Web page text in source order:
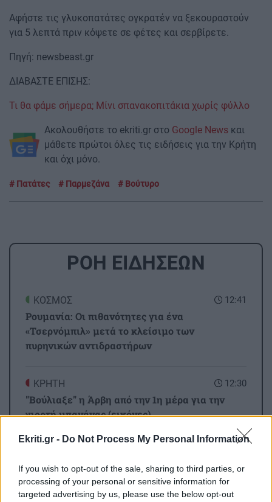
Ekriti.gr - Do Not Process My Personal Information
If you wish to opt-out of the sale, sharing to third parties, or
processing of your personal or sensitive information for
targeted advertising by us, please use the below opt-out
Αφήστε τις γλυκοπατάτες ογκρατέν να ξεκουραστούν
για 5 λεπτά πριν κόψετε σε φέτες και σερβίρετε.
Πηγή: newsbeast.gr
ΔΙΑΒΑΣΤΕ ΕΠΙΣΗΣ:
Τι θα φάμε σήμερα; Μίνι σπανακοπιτάκια χωρίς φύλλο
Ακολουθήστε το ekriti.gr στο Google News και
μάθετε πρώτοι όλες τις ειδήσεις για την Κρήτη
και όχι μόνο.
Πατάτες Παρμεζάνα Βούτυρο
ΡΟΗ ΕΙΔΗΣΕΩΝ
12:41
ΚΟΣΜΟΣ
Ρουμανία: Οι πιθανότητες για ένα
«Τσερνόμπιλ» μετά το κλείσιμο των
πυρηνικών αντιδραστήρων
12:30
ΚΡΗΤΗ
"Βούλιαξε" η Άρβη από την 1η μέρα για την
γιορτή μπανάνας (εικόνες)
Καρκίνος παχέος εντέρου: Το απλό τεστ που
συνδέθηκε με 50% λιγότερους θανάτους